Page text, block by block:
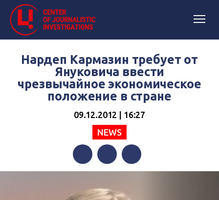
Нардеп Кармазин требует от
Януковича ввести
чрезвычайное экономическое
положение в стране
09.12.2012 | 16:27
NEWS
FacebookTwitterTelegram